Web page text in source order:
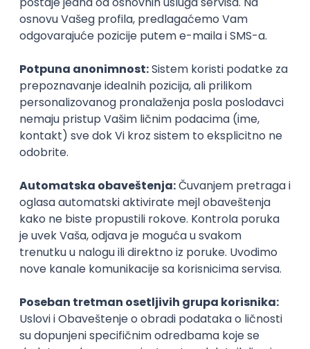
Stečeno znanje
Upis
Brojupisanihstudenata 👫
Ukupan broj upisanih studenata za školsku 2023/2024
je bio228, od čega:
Testovi znanja